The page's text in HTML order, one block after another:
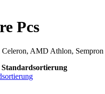
Pcs
AMD Athlon, Sempron
Standardsortierung